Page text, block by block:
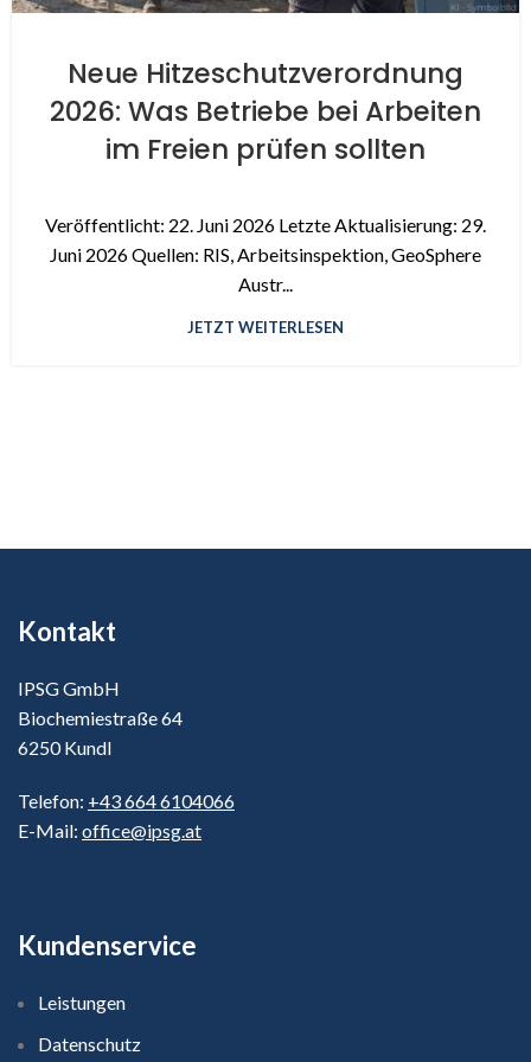
Neue Hitzeschutzverordnung
2026: Was Betriebe bei Arbeiten
im Freien prüfen sollten
Veröffentlicht: 22. Juni 2026 Letzte Aktualisierung: 29.
Juni 2026 Quellen: RIS, Arbeitsinspektion, GeoSphere
Austr...
JETZT WEITERLESEN
Kontakt
IPSG GmbH
Biochemiestraße 64
6250 Kundl
Telefon: +43 664 6104066
E-Mail: office@ipsg.at
Kundenservice
Leistungen
Datenschutz